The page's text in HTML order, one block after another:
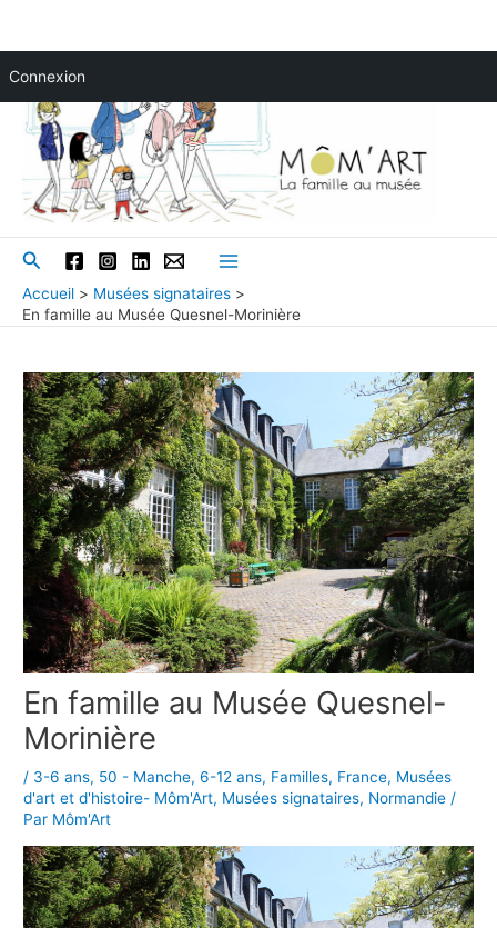
Connexion
contenu
Rechercher
Menu
Accueil
Musées signataires
En famille au Musée Quesnel-Morinière
En famille au Musée Quesnel-
Morinière
/ 3-6 ans, 50 - Manche,6-12 ans, Familles, France, Musées
d'art et d'histoire- Môm'Art, Musées signataires, Normandie /
Par Môm'Art